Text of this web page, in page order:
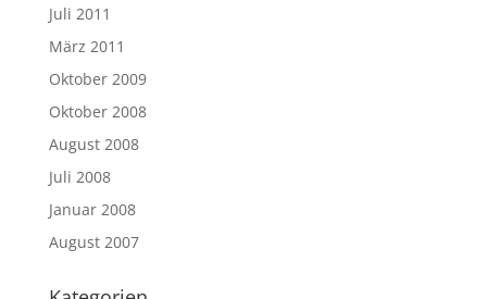
Juli 2011
März 2011
Oktober 2009
Oktober 2008
August 2008
Juli 2008
Januar 2008
August 2007